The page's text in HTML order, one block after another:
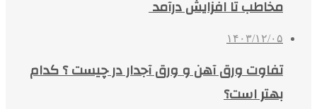
مخاطب تا افزایش درآمد
۱۴۰۳/۱۲/۰۵
تفاوت ورق آهن و ورق آجدار در چیست ؟ کدام
بهتر است؟